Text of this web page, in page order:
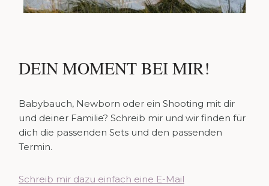
DEIN MOMENT BEI MIR!
Babybauch, Newborn oder ein Shooting mit dir
und deiner Familie? Schreib mir und wir finden für
dich die passenden Sets und den passenden
Termin.
Schreib mir dazu einfach eine E-Mail